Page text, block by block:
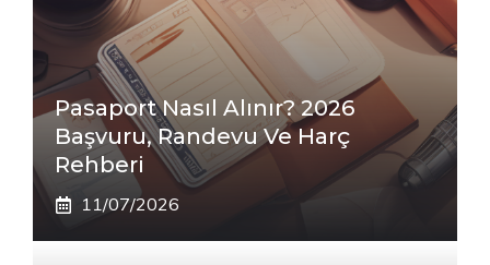
Pasaport Nasıl Alınır? 2026
Başvuru, Randevu Ve Harç
Rehberi
11/07/2026